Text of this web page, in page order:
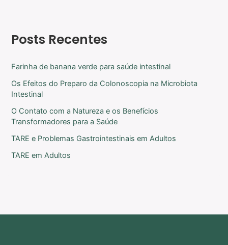
Posts Recentes
Farinha de banana verde para saúde intestinal
Os Efeitos do Preparo da Colonoscopia na Microbiota
Intestinal
O Contato com a Natureza e os Benefícios
Transformadores para a Saúde
TARE e Problemas Gastrointestinais em Adultos
TARE em Adultos